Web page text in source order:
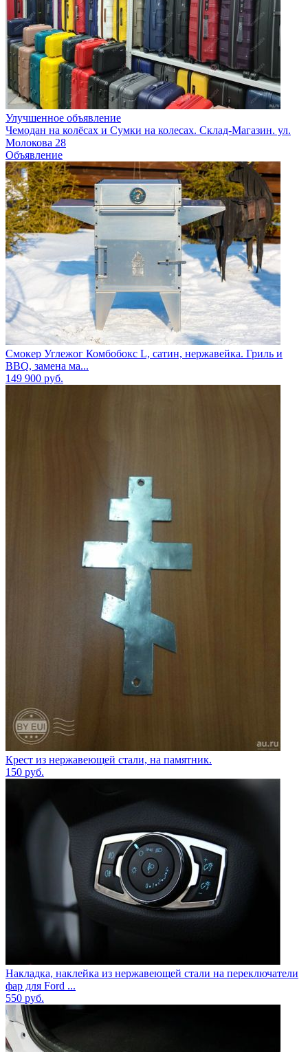
Улучшенное объявление
Чемодан на колёсах и Сумки на колесах. Склад-Магазин. ул.
Молокова 28
Объявление
Смокер Углежог Комбобокс L, сатин, нержавейка. Гриль и
BBQ, замена ма...
149 900 руб.
Крест из нержавеющей стали, на памятник.
150 руб.
Накладка, наклейка из нержавеющей стали на переключатели
фар для Ford ...
550 руб.